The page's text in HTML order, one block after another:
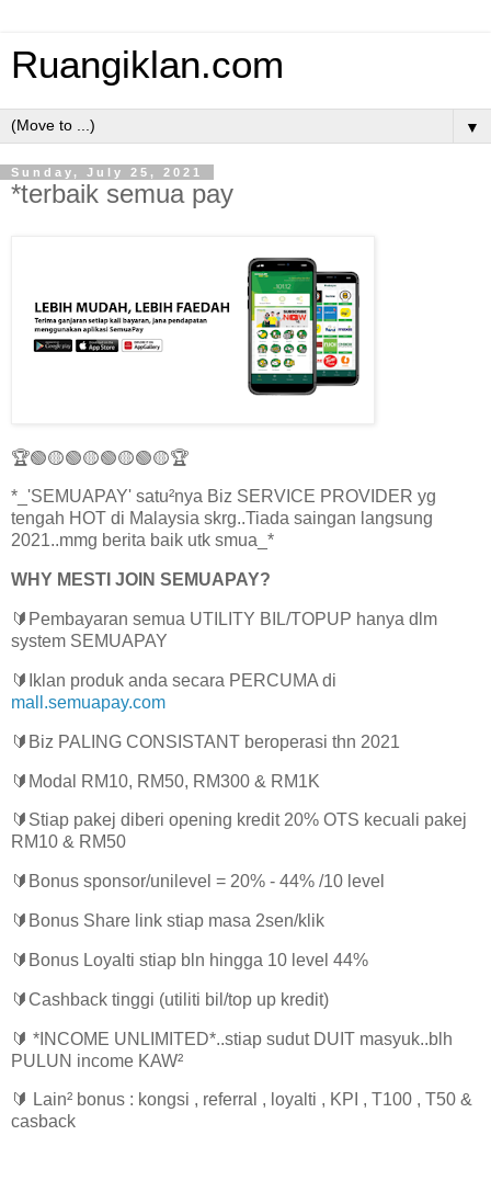
Ruangiklan.com
▼
Sunday, July 25, 2021
*terbaik semua pay
🏆🟢🟡🟢🟡🟢🟡🟢🟡🏆
*_'SEMUAPAY' satu²nya Biz SERVICE PROVIDER yg
tengah HOT di Malaysia skrg..Tiada saingan langsung
2021..mmg berita baik utk smua_*
WHY MESTI JOIN SEMUAPAY?
🔰Pembayaran semua UTILITY BIL/TOPUP hanya dlm
system SEMUAPAY
🔰Iklan produk anda secara PERCUMA di
mall.semuapay.com
🔰Biz PALING CONSISTANT beroperasi thn 2021
🔰Modal RM10, RM50, RM300 & RM1K
🔰Stiap pakej diberi opening kredit 20% OTS kecuali pakej
RM10 & RM50
🔰Bonus sponsor/unilevel = 20% - 44% /10 level
🔰Bonus Share link stiap masa 2sen/klik
🔰Bonus Loyalti stiap bln hingga 10 level 44%
🔰Cashback tinggi (utiliti bil/top up kredit)
🔰 *INCOME UNLIMITED*..stiap sudut DUIT masyuk..blh
PULUN income KAW²
🔰 Lain² bonus : kongsi , referral , loyalti , KPI , T100 , T50 &
casback